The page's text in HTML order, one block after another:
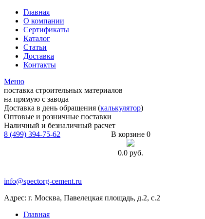
Главная
О компании
Сертификаты
Каталог
Статьи
Доставка
Контакты
Меню
поставка строительных материалов
на прямую с завода
Доставка в день обращения (калькулятор)
Оптовые и розничные поставки
Наличный и безналичный расчет
8 (499) 394-75-62
В корзине 0
0.0 руб.
info@spectorg-cement.ru
Адрес: г. Москва, Павелецкая площадь, д.2, с.2
Главная